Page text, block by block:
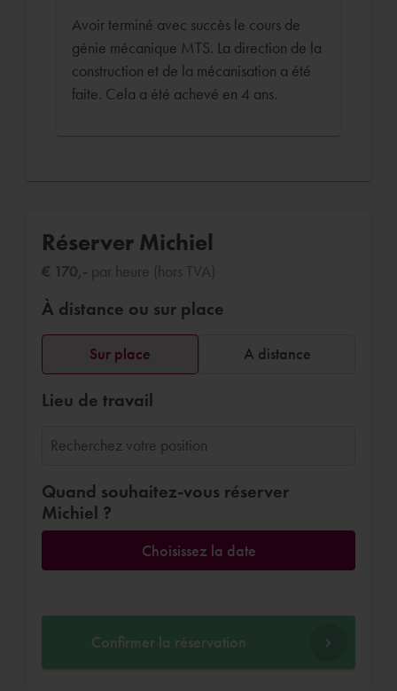
Avoir terminé avec succès le cours de
génie mécanique MTS. La direction de la
construction et de la mécanisation a été
faite. Cela a été achevé en 4 ans.
Réserver Michiel
€ 170,- par heure (hors TVA)
À distance ou sur place
Sur place A distance
Lieu de travail
Quand souhaitez-vous réserver
Michiel ?
Choisissez la date
Confirmer la réservation